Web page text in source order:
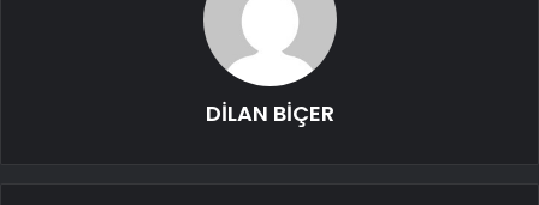
DİLAN BİÇER